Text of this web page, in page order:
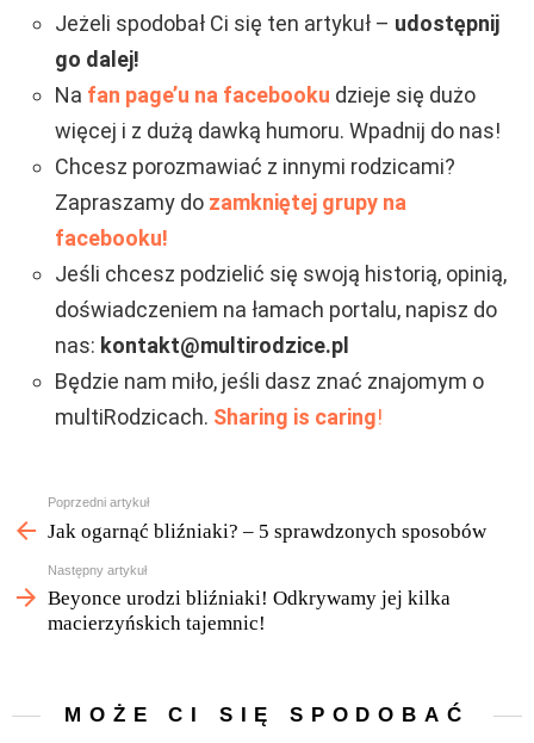
Jeżeli spodobał Ci się ten artykuł – udostępnij
go dalej!
Na fan page’u na facebooku dzieje się dużo
więcej i z dużą dawką humoru. Wpadnij do nas!
Chcesz porozmawiać z innymi rodzicami?
Zapraszamy do zamkniętej grupy na
facebooku!
Jeśli chcesz podzielić się swoją historią, opinią,
doświadczeniem na łamach portalu, napisz do
nas: kontakt@multirodzice.pl
Będzie nam miło, jeśli dasz znać znajomym o
multiRodzicach. Sharing is caring!
Zobacz
więcej
Poprzedni artykuł
Jak ogarnąć bliźniaki? – 5 sprawdzonych sposobów
Następny artykuł
Beyonce urodzi bliźniaki! Odkrywamy jej kilka
macierzyńskich tajemnic!
MOŻE CI SIĘ SPODOBAĆ